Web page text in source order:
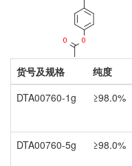
货号及规格 纯度
DTA00760-1g
≥98.0%
DTA00760-5g ≥98.0%